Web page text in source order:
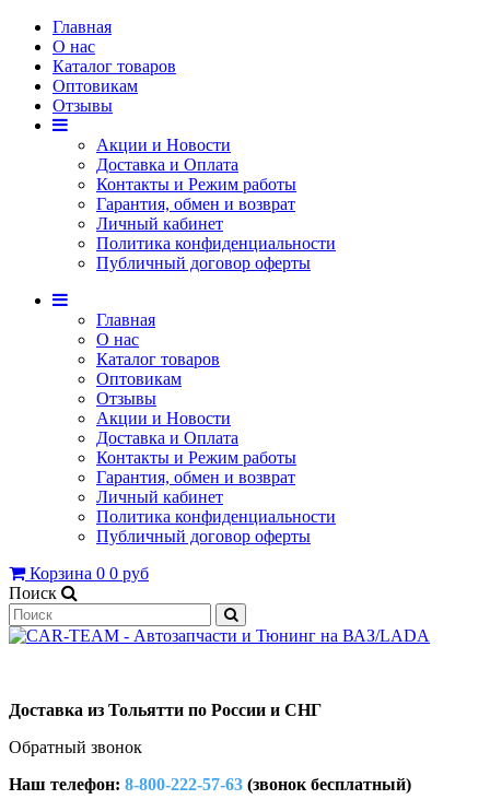
Главная
О нас
Каталог товаров
Оптовикам
Отзывы
Акции и Новости
Доставка и Оплата
Контакты и Режим работы
Гарантия, обмен и возврат
Личный кабинет
Политика конфиденциальности
Публичный договор оферты
Главная
О нас
Каталог товаров
Оптовикам
Отзывы
Акции и Новости
Доставка и Оплата
Контакты и Режим работы
Гарантия, обмен и возврат
Личный кабинет
Политика конфиденциальности
Публичный договор оферты
Корзина 0 0 руб
Поиск
Доставка из Тольятти по России и СНГ
Обратный звонок
Наш телефон: 8-800-222-57-63 (звонок бесплатный)